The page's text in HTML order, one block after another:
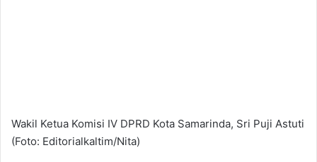
Wakil Ketua Komisi IV DPRD Kota Samarinda, Sri Puji Astuti
(Foto: Editorialkaltim/Nita)